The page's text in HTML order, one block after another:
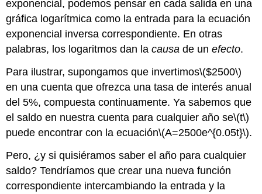
exponencial, podemos pensar en cada salida en una
gráfica logarítmica como la entrada para la ecuación
exponencial inversa correspondiente. En otras
palabras, los logaritmos dan lacausa de unefecto.
Para ilustrar, supongamos que invertimos\($2500\)
en una cuenta que ofrezca una tasa de interés anual
del 5%, compuesta continuamente. Ya sabemos que
el saldo en nuestra cuenta para cualquier año se\(t\)
puede encontrar con la ecuación\(A=2500e^{0.05t}\).
Pero, ¿y si quisiéramos saber el año para cualquier
saldo? Tendríamos que crear una nueva función
correspondiente intercambiando la entrada y la